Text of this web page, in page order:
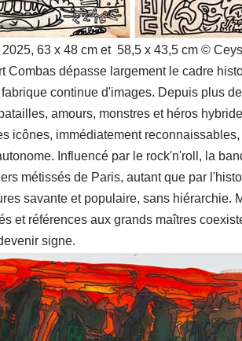
2025, 63 x 48 cm et 58,5 x 43,5 cm ©
Combas dépasse largement le cadre
continue d'images. Depuis plus
amours, monstres et héros
icônes, immédiatement
Influencé par le rock'n'roll, la
métissés de Paris, autant que par
savante et populaire, sans hiérarchie.
et références aux grands maîtres
signe.